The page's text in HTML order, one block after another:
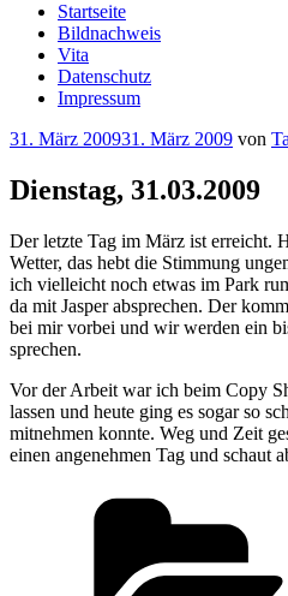
Startseite
Bildnachweis
Vita
Datenschutz
Impressum
Veröffentlicht
31. März 200931. März 2009 von
Dienstag, 31.03.2009
Der letzte Tag im März ist erreicht.
Wetter, das hebt die Stimmung
ich vielleicht noch etwas im Park
da mit Jasper absprechen. Der
bei mir vorbei und wir werden ein
sprechen.
Vor der Arbeit war ich beim Copy
lassen und heute ging es sogar so
mitnehmen konnte. Weg und Zeit
einen angenehmen Tag und schaut